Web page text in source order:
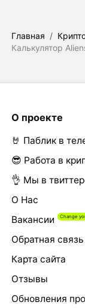
Главная /
Калькулятор
О проекте
🤘 Паблик в
😎 Работа в
👌 Мы в
О Нас
Вакансии
Обратная связь
Карта сайта
Отзывы
Обновления